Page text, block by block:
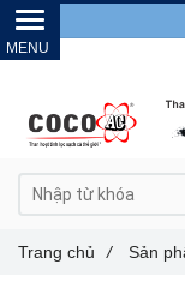
Trang chủ / Sản